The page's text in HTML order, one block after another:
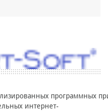
программных
интернет-